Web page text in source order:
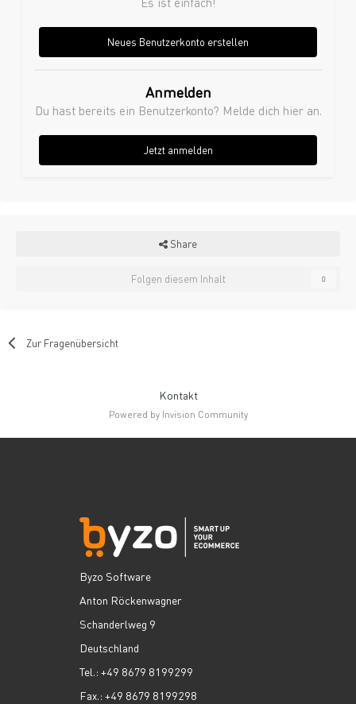
Neues Benutzerkonto erstellen
Anmelden
Du hast bereits ein Benutzerkonto? Melde dich hier an.
Jetzt anmelden
Share
Folgen diesem Inhalt 0
Zur Fragenübersicht
Kontakt
Powered by Invision Community
Byzo Software
Anton Röckenwagner
Schanderlweg 9
Deutschland
Tel.: +49 8679 8199299
Fax.: +49 8679 8199298